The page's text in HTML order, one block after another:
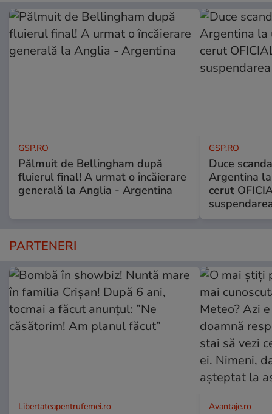
GSP.RO
Pălmuit de Bellingham după
fluierul final! A urmat o încăierare
generală la Anglia - Argentina
GSP.RO
Duce
Argentina
cerut
PARTENERI
Libertateapentrufemei.ro Avantaje.ro